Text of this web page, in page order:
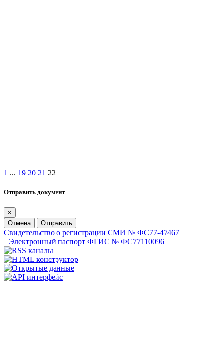
1 ... 19 20 21 22
Отправить документ
×
Отмена
Отправить
Свидетельство о регистрации СМИ № ФС77-47467
Электронный паспорт ФГИС № ФС77110096